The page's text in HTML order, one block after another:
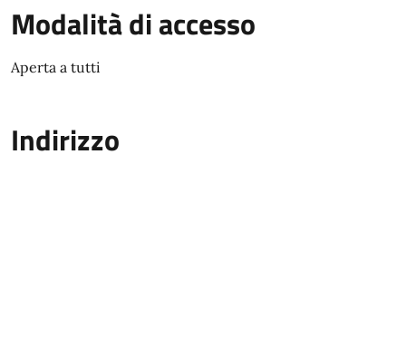
Modalità di accesso
Aperta a tutti
Indirizzo